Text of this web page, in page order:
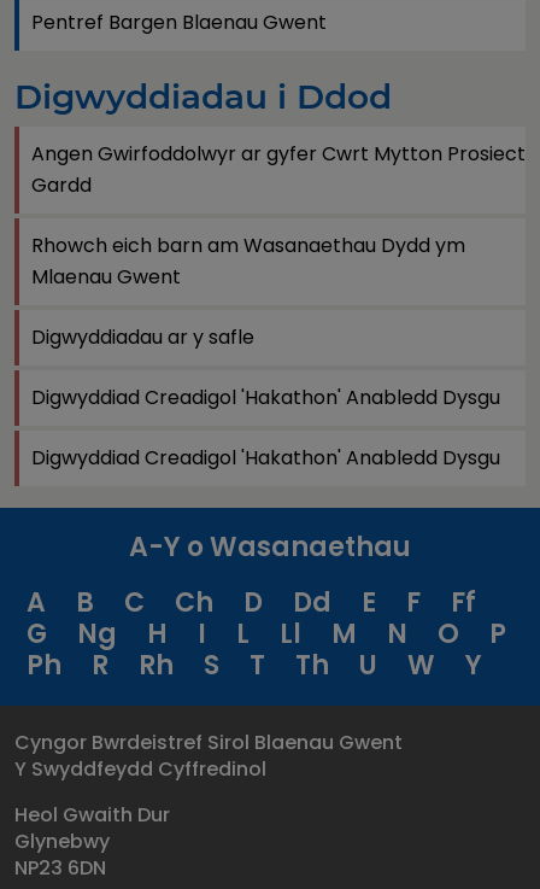
Pentref Bargen Blaenau Gwent
Digwyddiadau i Ddod
Angen Gwirfoddolwyr ar gyfer Cwrt Mytton Prosiect
Gardd
Rhowch eich barn am Wasanaethau Dydd ym
Mlaenau Gwent
Digwyddiadau ar y safle
Digwyddiad Creadigol 'Hakathon' Anabledd Dysgu
Digwyddiad Creadigol 'Hakathon' Anabledd Dysgu
A-Y o Wasanaethau
A
B C Ch D Dd E F
Ff
G
Ng H I L Ll M N O
P
Ph
R Rh S T Th U W Y
Cyngor Bwrdeistref Sirol Blaenau Gwent
Y Swyddfeydd Cyffredinol
Heol Gwaith Dur
Glynebwy
NP23 6DN